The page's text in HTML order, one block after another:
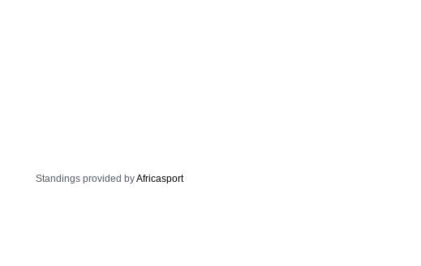
Standings provided byAfricasport